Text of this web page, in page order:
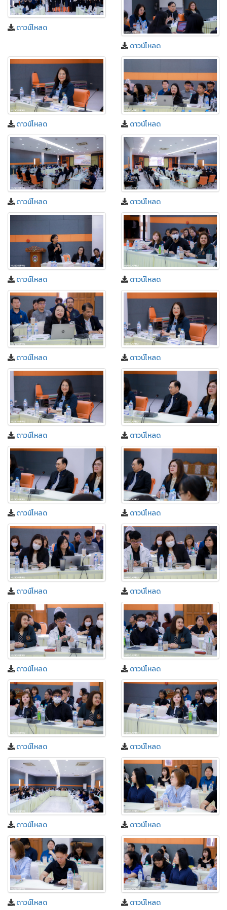
ดาวน์โหลด
ดาวน์โหลด
ดาวน์โหลด ดาวน์โหลด
ดาวน์โหลด ดาวน์โหลด
ดาวน์โหลด ดาวน์โหลด
ดาวน์โหลด ดาวน์โหลด
ดาวน์โหลด ดาวน์โหลด
ดาวน์โหลด ดาวน์โหลด
ดาวน์โหลด ดาวน์โหลด
ดาวน์โหลด ดาวน์โหลด
ดาวน์โหลด ดาวน์โหลด
ดาวน์โหลด ดาวน์โหลด
ดาวน์โหลด ดาวน์โหลด